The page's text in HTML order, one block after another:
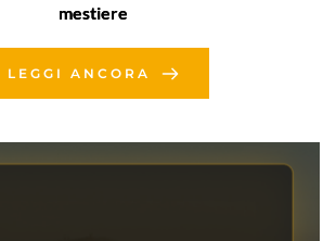
mestiere
LEGGI ANCORA